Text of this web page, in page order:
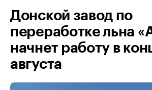
Донской завод по
переработке льна
начнет работу в
августа